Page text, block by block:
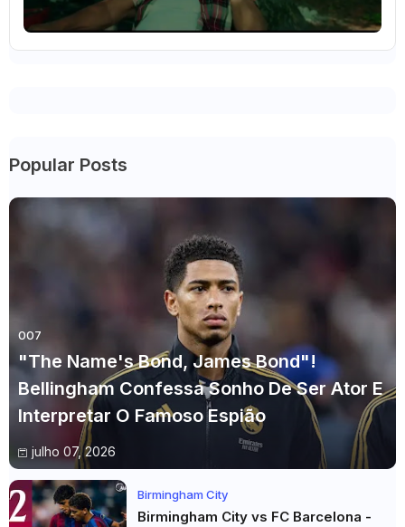
Popular Posts
007
"The Name's Bond, James Bond"!
Bellingham Confessa Sonho De Ser Ator E
Interpretar O Famoso Espião
julho 07, 2026
Birmingham City
Birmingham City vs FC Barcelona -